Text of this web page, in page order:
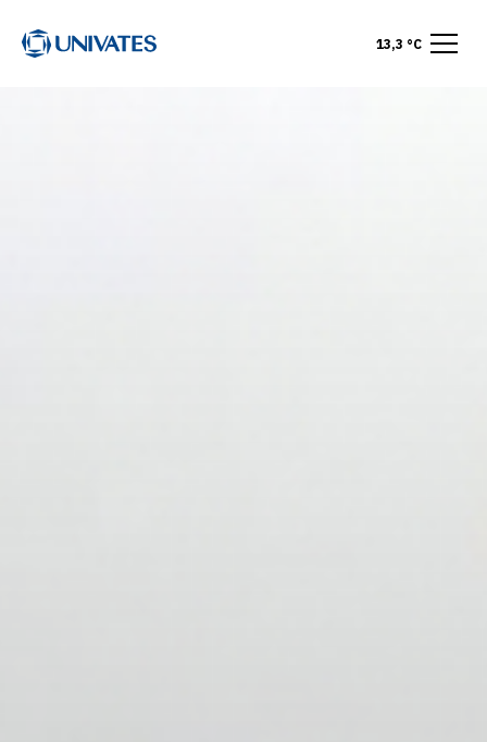
13,3 °C